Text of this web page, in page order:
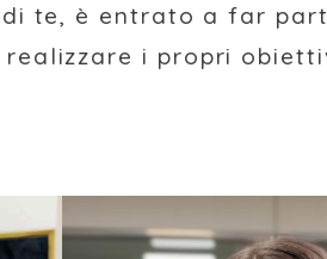
te, è entrato a far
realizzare i propri